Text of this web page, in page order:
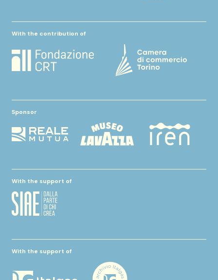
With the contribution of
Sponsor
With the support of
With the support of